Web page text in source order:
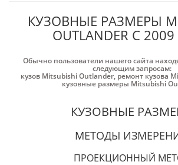
КУЗОВНЫЕ РАЗМЕРЫ
OUTLANDER С
Обычно пользователи нашего сайта
следующим запросам:
кузов Mitsubishi Outlander, ремонт кузова
кузовные размеры Mitsubishi
КУЗОВНЫЕ
МЕТОДЫ
ПРОЕКЦИОННЫЙ